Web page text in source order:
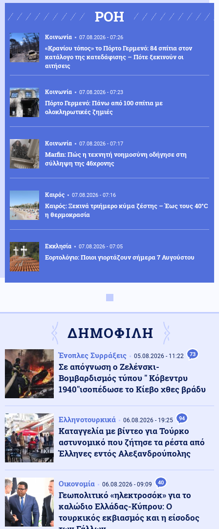
ΡΟΗ
Κοινωνία 07.08.2026 - 07:26
«Κρανίου τόπος» το Πόρτο Γερμενό: 84 σπίτια στον
κατάλογο της κατεδάφισης – Πότε ξεκινούν οι
αιτήσεις
Κοινωνία 07.08.2026 - 07:23
Πόρτο Γερμενό: Πάνω από 100 σπίτια με
ολοκληρωτικές ζημιές
Κοινωνία 07.08.2026 - 07:17
Marfin: Πώς η τεχνητή νοημοσύνη οδήγησε στη
σύλληψη της 46χρονης
Καιρός 07.08.2026 - 07:16
Καιρός: Ξεκινά τριήμερο κύμα ζέστης – Έως τους 40°C
η θερμοκρασία
Εκκλησία 07.08.2026 - 07:05
Εορτολόγιο: Ποιοι γιορτάζουν σήμερα 7 Αυγούστου
Ένοπλες Συρράξεις
“Ρουκέτα” του πρώην Ουκρανού Α/ΓΕΕΔ και νυν
πρέσβη στο Λονδίνο: "Πώς η Ρωσία εξουδετερώνει τα
όπλα του ΝΑΤΟ στο πεδίο της μάχης"
06.08.2026 - 23:50
Στο νοσοκομείο διακομίστηκε ναυτικό που
τραυματίστηκε κατά τη πρόσδεση πλοίου στο λιμάνι
της Ρόδου
Καιρός 06.08.2026 - 23:42
Καιρός: Έρχεται τριήμερο με 40άρια και ισχυρά
μελτέμια
Κοινωνία 06.08.2026 - 23:34
Έφτασε στην Ελλάδα η 46χρονη που κατηγορείται για
ΔΗΜΟΦΙΛΗ
Ένοπλες Συρράξεις 05.08.2026 - 11:22 73
Σε απόγνωση ο Ζελένσκι-
Βομβαρδισμός τύπου " Κόβεντρυ
1940"ισοπέδωσε το Κίεβο χθες βράδυ
Ελληνοτουρκικά 06.08.2026 - 19:25 94
Καταγγελία με βίντεο για Τούρκο
αστυνομικό που ζήτησε τα ρέστα από
Έλληνες εντός Αλεξανδρούπολης
Οικονομία 06.08.2026 - 09:09 40
Γεωπολιτικό «ηλεκτροσόκ» για το
καλώδιο Ελλάδας-Κύπρου: Ο
τουρκικός εκβιασμός και η είσοδος